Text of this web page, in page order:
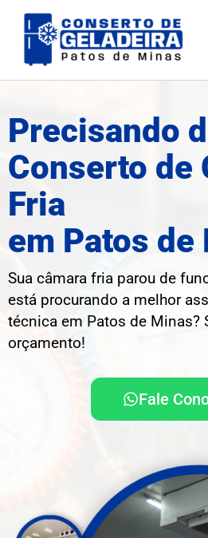
para
Precisando
Conserto de
Fria
em Patos de
Sua câmara fria parou de
está procurando a melhor
técnica em Patos de Minas?
orçamento!
Fale